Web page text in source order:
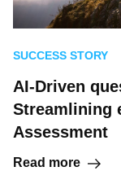
SUCCESS STORY
AI-Driven
Streamlining
Assessment
Read more